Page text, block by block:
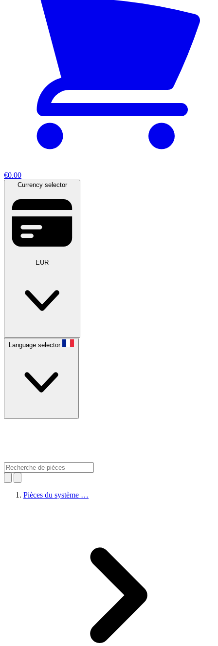
€0.00
Currency selector
EUR
Language selector
Pièces du système …